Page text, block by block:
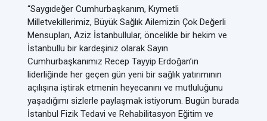
“Saygıdeğer Cumhurbaşkanım, Kıymetli
Milletvekillerimiz, Büyük Sağlık Ailemizin Çok Değerli
Mensupları, Aziz İstanbullular, öncelikle bir hekim ve
İstanbullu bir kardeşiniz olarak Sayın
Cumhurbaşkanımız Recep Tayyip Erdoğan’ın
liderliğinde her geçen gün yeni bir sağlık yatırımının
açılışına iştirak etmenin heyecanını ve mutluluğunu
yaşadığımı sizlerle paylaşmak istiyorum. Bugün burada
İstanbul Fizik Tedavi ve Rehabilitasyon Eğitim ve